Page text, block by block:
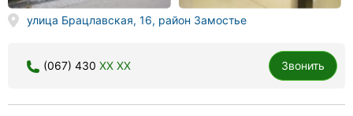
улица Брацлавская, 16, район Замостье
(067) 430 XX XX Звонить